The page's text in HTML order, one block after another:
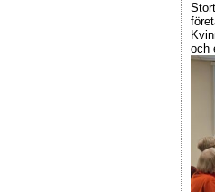
och